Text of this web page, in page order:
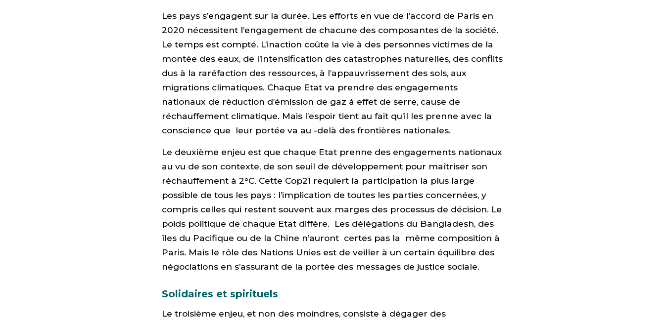
Les pays s’engagent sur la durée. Les efforts en vue de l’accord de Paris en
2020 nécessitent l’engagement de chacune des composantes de la société.
Le temps est compté. L’inaction coûte la vie à des personnes victimes de la
montée des eaux, de l’intensification des catastrophes naturelles, des conflits
dus à la raréfaction des ressources, à l’appauvrissement des sols, aux
migrations climatiques. Chaque Etat va prendre des engagements
nationaux de réduction d’émission de gaz à effet de serre, cause de
réchauffement climatique. Mais l’espoir tient au fait qu’il les prenne avec la
conscience que leur portée va au -delà des frontières nationales.
Le deuxième enjeu est que chaque Etat prenne des engagements nationaux
au vu de son contexte, de son seuil de développement pour maîtriser son
réchauffement à 2°C. Cette Cop21 requiert la participation la plus large
possible de tous les pays : l’implication de toutes les parties concernées, y
compris celles qui restent souvent aux marges des processus de décision. Le
poids politique de chaque Etat diffère. Les délégations du Bangladesh, des
îles du Pacifique ou de la Chine n’auront certes pas la même composition à
Paris. Mais le rôle des Nations Unies est de veiller à un certain équilibre des
négociations en s’assurant de la portée des messages de justice sociale.
Solidaires et spirituels
Le troisième enjeu, et non des moindres, consiste à dégager des